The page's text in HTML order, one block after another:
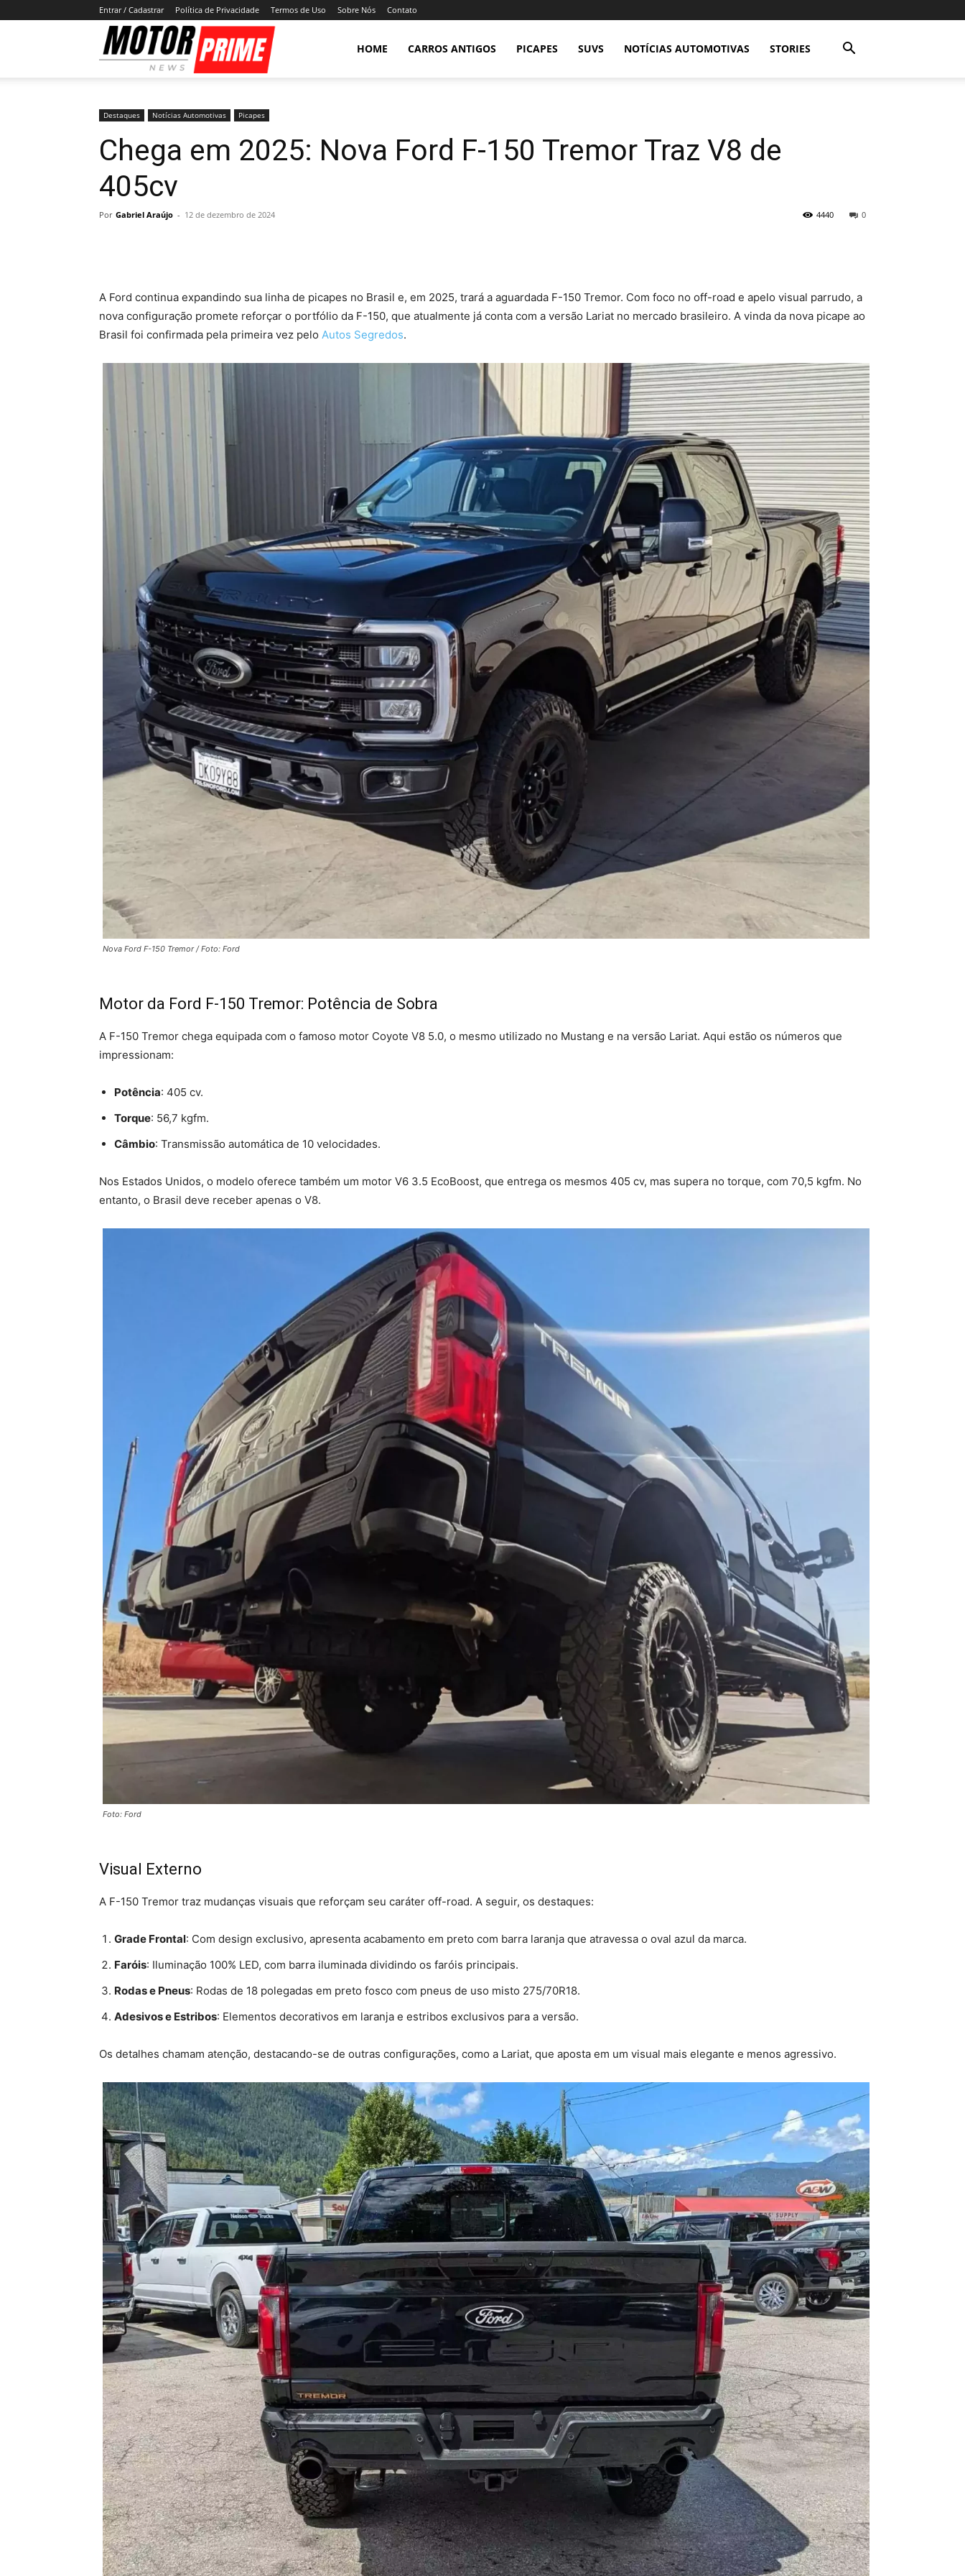
Entrar / Cadastrar Política de Privacidade Termos de Uso Sobre Nós Contato
HOME CARROS ANTIGOS PICAPES SUVS NOTÍCIAS AUTOMOTIVAS STORIES
Destaques Notícias Automotivas Picapes
Chega em 2025: Nova Ford F-150 Tremor Traz V8 de
405cv
Por Gabriel Araújo - 12 de dezembro de 2024 0
4440
A Ford continua expandindo sua linha de picapes no Brasil e, em 2025, trará a aguardada F-150 Tremor. Com foco no off-road e apelo visual parrudo, a
nova configuração promete reforçar o portfólio da F-150, que atualmente já conta com a versão Lariat no mercado brasileiro. A vinda da nova picape ao
Brasil foi confirmada pela primeira vez pelo Autos Segredos.
Nova Ford F-150 Tremor / Foto: Ford
Motor da Ford F-150 Tremor: Potência de Sobra
A F-150 Tremor chega equipada com o famoso motor Coyote V8 5.0, o mesmo utilizado no Mustang e na versão Lariat. Aqui estão os números que
impressionam:
Potência: 405 cv.
Torque: 56,7 kgfm.
Câmbio: Transmissão automática de 10 velocidades.
Nos Estados Unidos, o modelo oferece também um motor V6 3.5 EcoBoost, que entrega os mesmos 405 cv, mas supera no torque, com 70,5 kgfm. No
entanto, o Brasil deve receber apenas o V8.
Foto: Ford
Visual Externo
A F-150 Tremor traz mudanças visuais que reforçam seu caráter off-road. A seguir, os destaques:
Grade Frontal: Com design exclusivo, apresenta acabamento em preto com barra laranja que atravessa o oval azul da marca.
Faróis: Iluminação 100% LED, com barra iluminada dividindo os faróis principais.
Rodas e Pneus: Rodas de 18 polegadas em preto fosco com pneus de uso misto 275/70R18.
Adesivos e Estribos: Elementos decorativos em laranja e estribos exclusivos para a versão.
Os detalhes chamam atenção, destacando-se de outras configurações, como a Lariat, que aposta em um visual mais elegante e menos agressivo.